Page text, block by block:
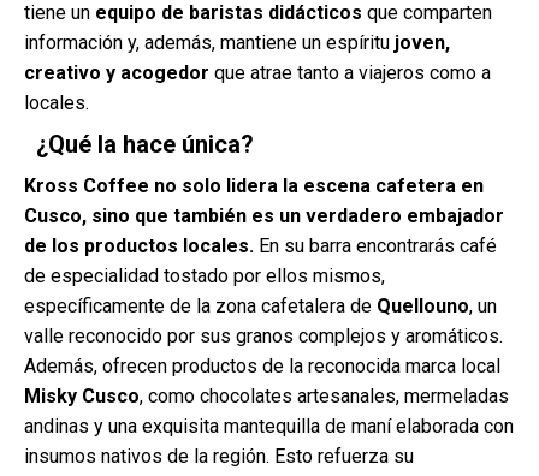
tiene un equipo de baristas didácticos que comparten
información y, además, mantiene un espíritu joven,
creativo y acogedor que atrae tanto a viajeros como a
locales.
¿Qué la hace única?
Kross Coffee no solo lidera la escena cafetera en
Cusco, sino que también es un verdadero embajador
de los productos locales. En su barra encontrarás café
de especialidad tostado por ellos mismos,
específicamente de la zona cafetalera de Quellouno, un
valle reconocido por sus granos complejos y aromáticos.
Además, ofrecen productos de la reconocida marca local
Misky Cusco, como chocolates artesanales, mermeladas
andinas y una exquisita mantequilla de maní elaborada con
insumos nativos de la región. Esto refuerza su